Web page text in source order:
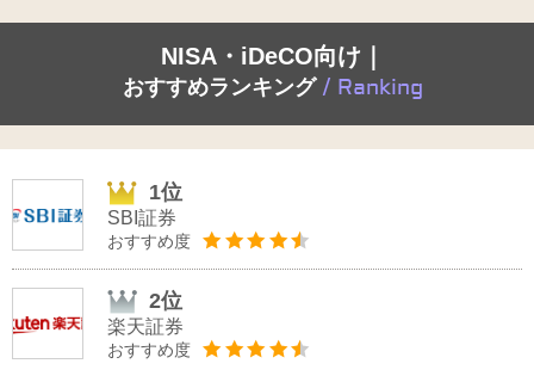
NISA・iDeCO向け｜
おすすめランキング/ Ranking
1位
SBI証券
おすすめ度
2位
楽天証券
おすすめ度